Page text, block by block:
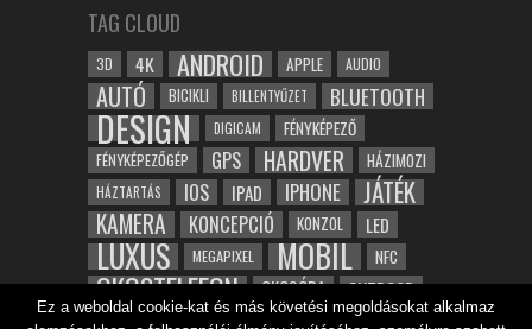
TAG CLOUD
3D 4K ANDROID APPLE AUDIO
AUTÓ BICIKLI BILLENTYŰZET BLUETOOTH
DESIGN DIGICAM FÉNYKÉPEZŐ
FÉNYKÉPEZŐGÉP GPS HARDVER HÁZIMOZI
HÁZTARTÁS IOS IPAD IPHONE JÁTÉK
KAMERA KONCEPCIÓ KONZOL LED
LUXUS MEGAPIXEL MOBIL NFC
OKOSTELEFON OKOSÓRA OUTDOOR
ROBOT SAMSUNG SPORT TABLET
Ez a weboldal cookie-kat és más követési megoldásokat alkalmaz